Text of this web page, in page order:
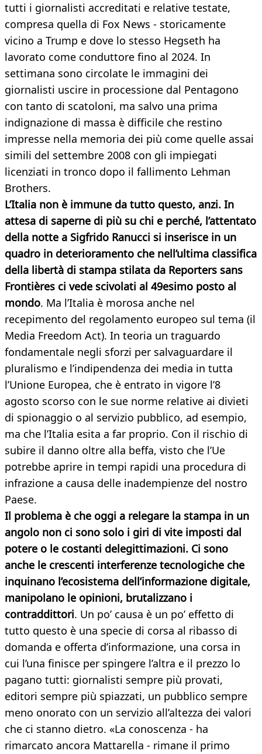
tutti i giornalisti accreditati e relative testate,
compresa quella di Fox News - storicamente
vicino a Trump e dove lo stesso Hegseth ha
lavorato come conduttore fino al 2024. In
settimana sono circolate le immagini dei
giornalisti uscire in processione dal Pentagono
con tanto di scatoloni, ma salvo una prima
indignazione di massa è difficile che restino
impresse nella memoria dei più come quelle assai
simili del settembre 2008 con gli impiegati
licenziati in tronco dopo il fallimento Lehman
Brothers.
L’Italia non è immune da tutto questo, anzi. In
attesa di saperne di più su chi e perché, l’attentato
della notte a Sigfrido Ranucci si inserisce in un
quadro in deterioramento che nell’ultima classifica
della libertà di stampa stilata da Reporters sans
Frontières ci vede scivolati al 49esimo posto al
mondo. Ma l’Italia è morosa anche nel
recepimento del regolamento europeo sul tema (il
Media Freedom Act). In teoria un traguardo
fondamentale negli sforzi per salvaguardare il
pluralismo e l’indipendenza dei media in tutta
l’Unione Europea, che è entrato in vigore l’8
agosto scorso con le sue norme relative ai divieti
di spionaggio o al servizio pubblico, ad esempio,
ma che l’Italia esita a far proprio. Con il rischio di
subire il danno oltre alla beffa, visto che l’Ue
potrebbe aprire in tempi rapidi una procedura di
infrazione a causa delle inadempienze del nostro
Paese.
Il problema è che oggi a relegare la stampa in un
angolo non ci sono solo i giri di vite imposti dal
potere o le costanti delegittimazioni. Ci sono
anche le crescenti interferenze tecnologiche che
inquinano l’ecosistema dell’informazione digitale,
manipolano le opinioni, brutalizzano i
contraddittori. Un po’ causa è un po’ effetto di
tutto questo è una specie di corsa al ribasso di
domanda e offerta d’informazione, una corsa in
cui l’una finisce per spingere l’altra e il prezzo lo
pagano tutti: giornalisti sempre più provati,
editori sempre più spiazzati, un pubblico sempre
meno onorato con un servizio all’altezza dei valori
che ci stanno dietro. «La conoscenza - ha
rimarcato ancora Mattarella - rimane il primo